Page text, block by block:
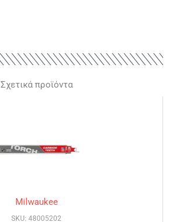
Σχετικά προϊόντα
Milwaukee
SKU: 48005202